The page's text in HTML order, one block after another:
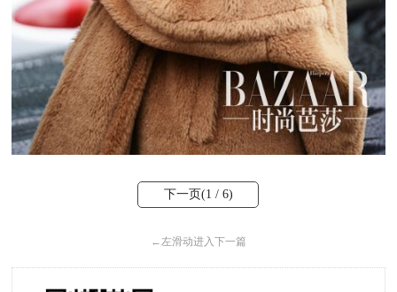
下一页(1 / 6)
← 左滑动进入下一篇